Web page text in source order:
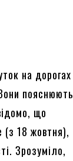
на дорогах
пояснюють
що
(з 18 жовтня),
Зрозуміло,